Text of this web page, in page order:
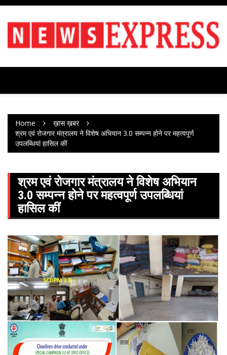
Skip
content
Home
ख़ास ख़बर
श्रम एवं रोजगार मंत्रालय ने विशेष अभियान 3.0 सम्पन्न होने पर महत्वपूर्ण
उपलब्धियां हासिल कीं
श्रम एवं रोजगार मंत्रालय ने विशेष अभियान
3.0 सम्पन्न होने पर महत्वपूर्ण उपलब्धियां
हासिल कीं